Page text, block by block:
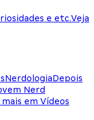
e etc.Veja
NerdologiaDepois
Nerd
mais em Vídeos